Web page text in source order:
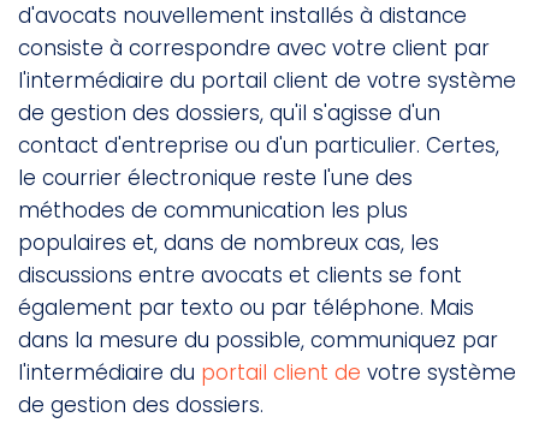
d'avocats nouvellement installés à distance
consiste à correspondre avec votre client par
l'intermédiaire du portail client de votre système
de gestion des dossiers, qu'il s'agisse d'un
contact d'entreprise ou d'un particulier. Certes,
le courrier électronique reste l'une des
méthodes de communication les plus
populaires et, dans de nombreux cas, les
discussions entre avocats et clients se font
également par texto ou par téléphone. Mais
dans la mesure du possible, communiquez par
l'intermédiaire du portail client de votre système
de gestion des dossiers.